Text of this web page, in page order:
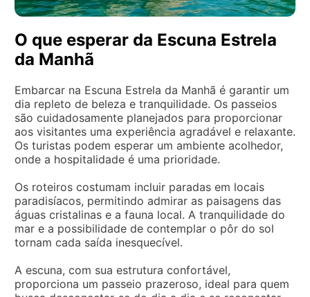
O que esperar da Escuna Estrela
da Manhã
Embarcar na Escuna Estrela da Manhã é garantir um
dia repleto de beleza e tranquilidade. Os passeios
são cuidadosamente planejados para proporcionar
aos visitantes uma experiência agradável e relaxante.
Os turistas podem esperar um ambiente acolhedor,
onde a hospitalidade é uma prioridade.
Os roteiros costumam incluir paradas em locais
paradisíacos, permitindo admirar as paisagens das
águas cristalinas e a fauna local. A tranquilidade do
mar e a possibilidade de contemplar o pôr do sol
tornam cada saída inesquecível.
A escuna, com sua estrutura confortável,
proporciona um passeio prazeroso, ideal para quem